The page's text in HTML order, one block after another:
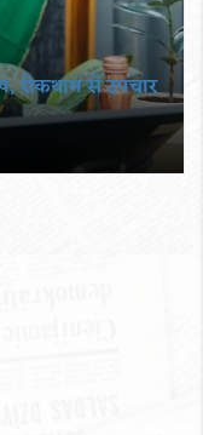
रोकथाम से उपचार